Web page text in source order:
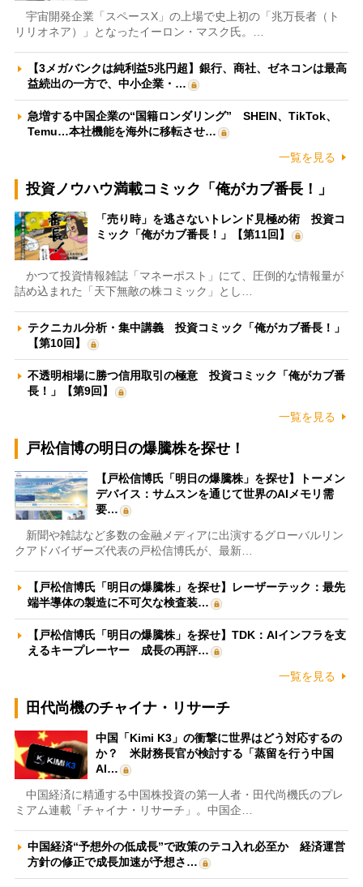
宇宙開発企業「スペースX」の上場で史上初の「兆万長者（ト
リリオネア）」となったイーロン・マスク氏。…
【3メガバンクは純利益5兆円超】銀行、商社、ゼネコンは最高
益続出の一方で、中小企業・…
急増する中国企業の“国籍ロンダリング” SHEIN、TikTok、
Temu…本社機能を海外に移転させ…
一覧を見る
投資ノウハウ満載コミック「俺がカブ番長！」
「売り時」を逃さないトレンド見極め術 投資コ
ミック「俺がカブ番長！」【第11回】
かつて投資情報雑誌「マネーポスト」にて、圧倒的な情報量が
詰め込まれた「天下無敵の株コミック」とし…
テクニカル分析・集中講義 投資コミック「俺がカブ番長！」
【第10回】
不透明相場に勝つ信用取引の極意 投資コミック「俺がカブ番
長！」【第9回】
一覧を見る
戸松信博の明日の爆騰株を探せ！
【戸松信博氏「明日の爆騰株」を探せ】トーメン
デバイス：サムスンを通じて世界のAIメモリ需
要…
新聞や雑誌など多数の金融メディアに出演するグローバルリン
クアドバイザーズ代表の戸松信博氏が、最新…
【戸松信博氏「明日の爆騰株」を探せ】レーザーテック：最先
端半導体の製造に不可欠な検査装…
【戸松信博氏「明日の爆騰株」を探せ】TDK：AIインフラを支
えるキープレーヤー 成長の再評…
一覧を見る
田代尚機のチャイナ・リサーチ
中国「Kimi K3」の衝撃に世界はどう対応するの
か？ 米財務長官が検討する「蒸留を行う中国
AI…
中国経済に精通する中国株投資の第一人者・田代尚機氏のプレ
ミアム連載「チャイナ・リサーチ」。中国企…
中国経済“予想外の低成長”で政策のテコ入れ必至か 経済運営
方針の修正で成長加速が予想さ…